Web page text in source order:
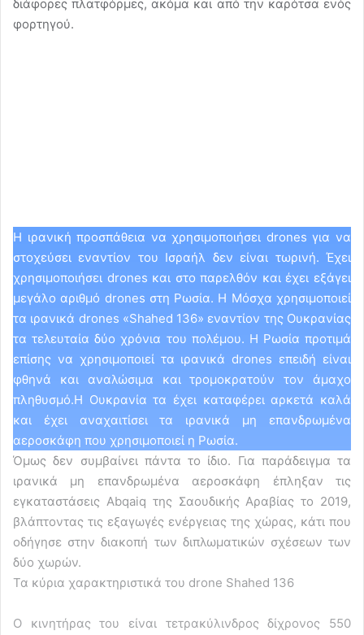
διάφορες πλατφόρμες, ακόμα και από την καρότσα ενός
φορτηγού.
Η ιρανική προσπάθεια να χρησιμοποιήσει drones για να
στοχεύσει εναντίον του Ισραήλ δεν είναι τωρινή. Έχει
χρησιμοποιήσει drones και στο παρελθόν και έχει εξάγει
μεγάλο αριθμό drones στη Ρωσία. Η Μόσχα χρησιμοποιεί
τα ιρανικά drones «Shahed 136» εναντίον της Ουκρανίας
τα τελευταία δύο χρόνια του πολέμου. Η Ρωσία προτιμά
επίσης να χρησιμοποιεί τα ιρανικά drones επειδή είναι
φθηνά και αναλώσιμα και τρομοκρατούν τον άμαχο
πληθυσμό.Η Ουκρανία τα έχει καταφέρει αρκετά καλά
και έχει αναχαιτίσει τα ιρανικά μη επανδρωμένα
αεροσκάφη που χρησιμοποιεί η Ρωσία.
Όμως δεν συμβαίνει πάντα το ίδιο. Για παράδειγμα τα
ιρανικά μη επανδρωμένα αεροσκάφη έπληξαν τις
εγκαταστάσεις Abqaiq της Σαουδικής Αραβίας το 2019,
βλάπτοντας τις εξαγωγές ενέργειας της χώρας, κάτι που
οδήγησε στην διακοπή των διπλωματικών σχέσεων των
δύο χωρών.
Τα κύρια χαρακτηριστικά του drone Shahed 136
Ο κινητήρας του είναι τετρακύλινδρος δίχρονος 550